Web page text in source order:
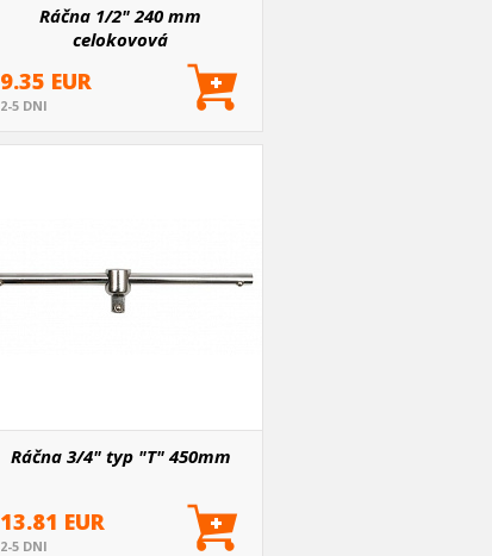
Ráčna 1/2" 240 mm
celokovová
9.35 EUR
2-5 DNI
Ráčna 3/4" typ "T" 450mm
13.81 EUR
2-5 DNI